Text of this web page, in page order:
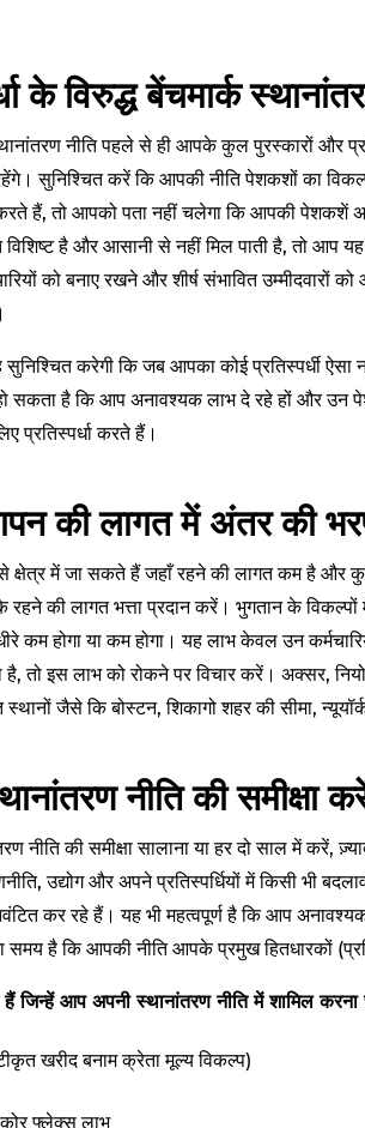
के विरुद्ध बेंचमार्क
नीति पहले से ही आपके कुल पुरस्कारों और
रहेंगे। सुनिश्चित करें कि आपकी नीति पेशकशों का
हैं, तो आपको पता नहीं चलेगा कि आपकी पेशकशें
विशिष्ट है और आसानी से नहीं मिल पाती है, तो आप
को बनाए रखने और शीर्ष संभावित
सुनिश्चित करेगी कि जब आपका कोई प्रतिस्पर्धी
सकता है कि आप अनावश्यक लाभ दे रहे हों और उन
प्रतिस्पर्धा करते हैं।
की लागत में अंतर की
क्षेत्र में जा सकते हैं जहाँ रहने की लागत कम है और
की लागत भत्ता प्रदान करें। भुगतान के विकल्पों
कम होगा या कम होगा। यह लाभ केवल उन
है, तो इस लाभ को रोकने पर विचार करें। अक्सर,
स्थानों जैसे कि बोस्टन, शिकागो शहर की सीमा,
नीति की समीक्षा
नीति की समीक्षा सालाना या हर दो साल में करें,
उद्योग और अपने प्रतिस्पर्धियों में किसी भी
कर रहे हैं। यह भी महत्वपूर्ण है कि आप
है कि आपकी नीति आपके प्रमुख हितधारकों
जिन्हें आप अपनी स्थानांतरण नीति में शामिल करना
खरीद बनाम क्रेता मूल्य विकल्प)
कोर फ्लेक्स लाभ